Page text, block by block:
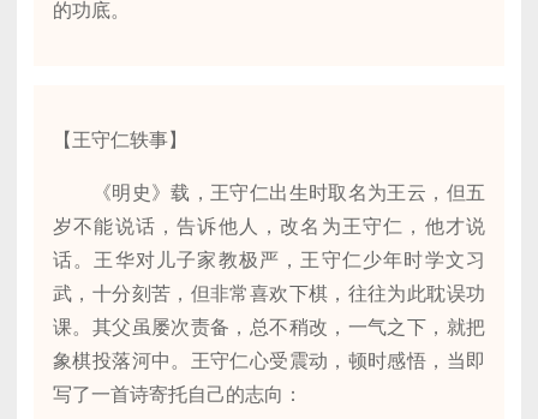
的功底。
【王守仁轶事】
《明史》载，王守仁出生时取名为王云，但五
岁不能说话，告诉他人，改名为王守仁，他才说
话。王华对儿子家教极严，王守仁少年时学文习
武，十分刻苦，但非常喜欢下棋，往往为此耽误功
课。其父虽屡次责备，总不稍改，一气之下，就把
象棋投落河中。王守仁心受震动，顿时感悟，当即
写了一首诗寄托自己的志向：